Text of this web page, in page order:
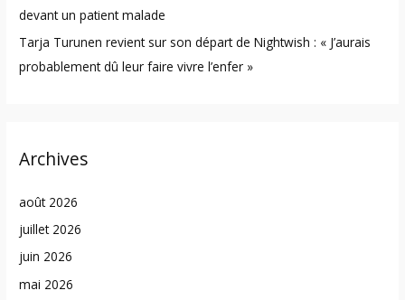
devant un patient malade
Tarja Turunen revient sur son départ de Nightwish : « J’aurais
probablement dû leur faire vivre l’enfer »
Archives
août 2026
juillet 2026
juin 2026
mai 2026